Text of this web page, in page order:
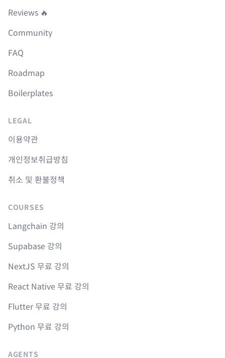
Reviews 🔥
Community
FAQ
Roadmap
Boilerplates
LEGAL
이용약관
개인정보취급방침
취소 및 환불정책
COURSES
Langchain 강의
Supabase 강의
NextJS 무료 강의
React Native 무료 강의
Flutter 무료 강의
Python 무료 강의
AGENTS